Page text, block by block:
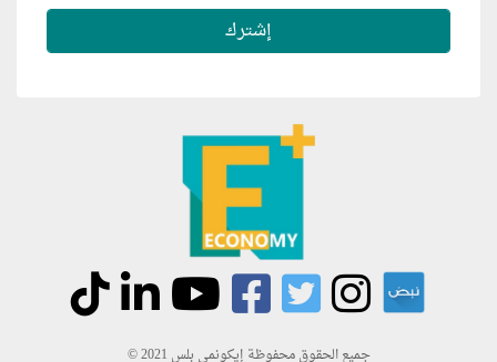
جميع الحقوق محفوظة إيكونمي بلس 2021 ©